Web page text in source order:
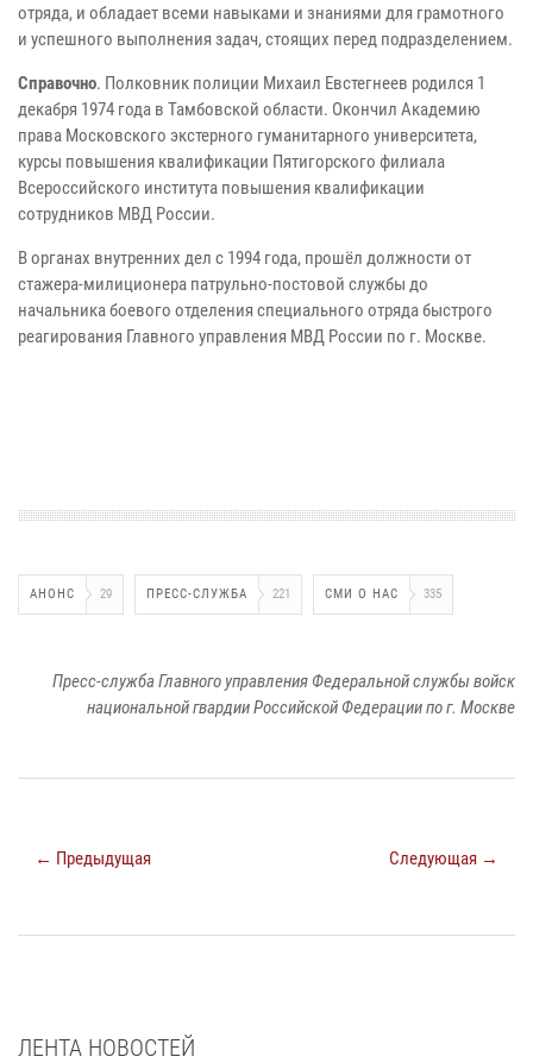
отряда, и обладает всеми навыками и знаниями для грамотного
и успешного выполнения задач, стоящих перед подразделением.
Справочно. Полковник полиции Михаил Евстегнеев родился 1
декабря 1974 года в Тамбовской области. Окончил Академию
права Московского экстерного гуманитарного университета,
курсы повышения квалификации Пятигорского филиала
Всероссийского института повышения квалификации
сотрудников МВД России.
В органах внутренних дел с 1994 года, прошёл должности от
стажера-милиционера патрульно-постовой службы до
начальника боевого отделения специального отряда быстрого
реагирования Главного управления МВД России по г. Москве.
АНОНС 29 ПРЕСС-СЛУЖБА 221 СМИ О НАС 335
Пресс-служба Главного управления Федеральной службы войск
национальной гвардии Российской Федерации по г. Москве
← Предыдущая Следующая →
ЛЕНТА НОВОСТЕЙ